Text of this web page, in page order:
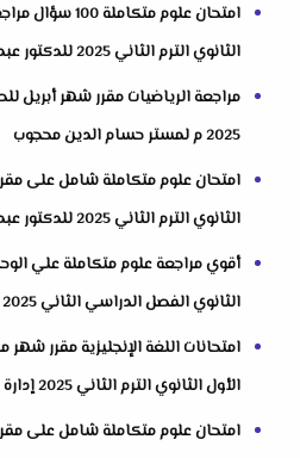
امتحان علوم
الثانوي الترم الثاني 2025 للدكتور عبدالفتاح نوار
مراجعة الرياضيات مقرر شهر أبريل
2025 م لمستر حسام الدين محجوب
امتحان علوم متكاملة شامل على
الثانوي الترم الثاني 2025 للدكتور عبدالفتاح نوار
أقوي مراجعة علوم متكاملة علي
الثانوي الفصل الدراسي الثاني 2025 م
امتحانات اللغة الإنجليزية مقرر
الأول الثانوي الترم الثاني 2025 إدارة ميت غمر التعليمية
امتحان علوم متكاملة شامل على